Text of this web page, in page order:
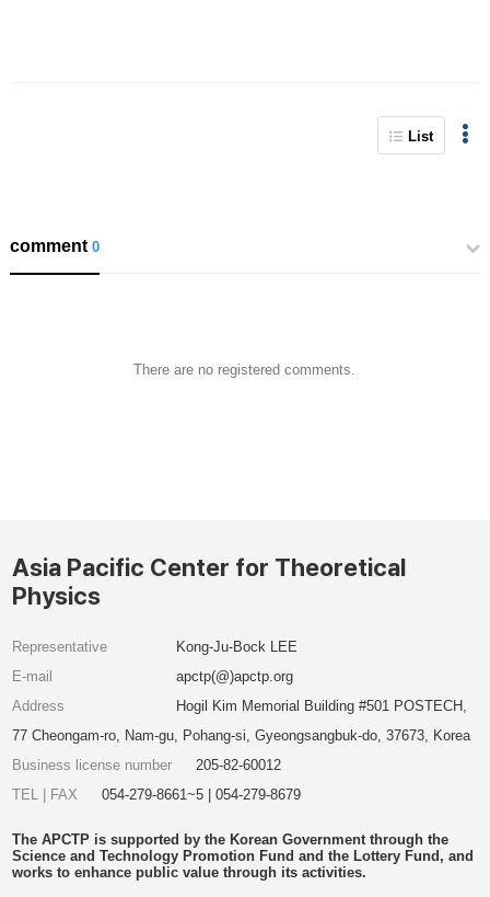
List
comment0
There are no registered comments.
Asia Pacific Center for Theoretical
Physics
Representative
Kong-Ju-Bock LEE
E-mail
apctp(@)apctp.org
Address
Hogil Kim Memorial Building #501 POSTECH,
77 Cheongam-ro, Nam-gu, Pohang-si, Gyeongsangbuk-do, 37673, Korea
Business license number
205-82-60012
TEL | FAX
054-279-8661~5 | 054-279-8679
The APCTP is supported by the Korean Government through the
Science and Technology Promotion Fund and the Lottery Fund, and
works to enhance public value through its activities.